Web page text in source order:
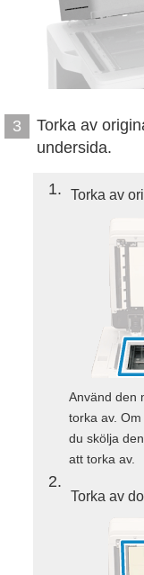
3
Torka av
undersida.
1 Torka av
Använd den
torka av.
du skölja
att torka av.
2
Torka av